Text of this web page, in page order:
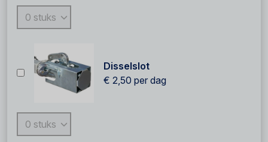
Disselslot
€ 2,50 per dag